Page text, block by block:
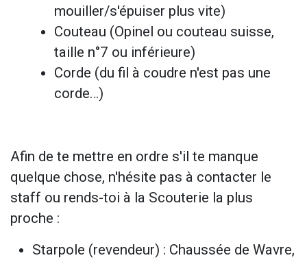
mouiller/s'épuiser plus vite)
Couteau (Opinel ou couteau suisse,
taille n°7 ou inférieure)
Corde (du fil à coudre n'est pas une
corde…)
Afin de te mettre en ordre s'il te manque
quelque chose, n'hésite pas à contacter le
staff ou rends-toi à la Scouterie la plus
proche :
Starpole (revendeur) : Chaussée de Wavre,